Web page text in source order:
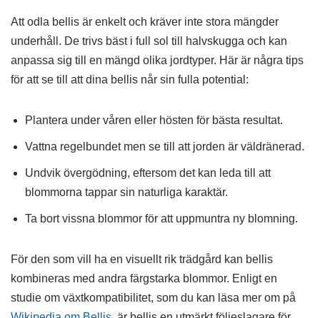
Att odla bellis är enkelt och kräver inte stora mängder
underhåll. De trivs bäst i full sol till halvskugga och kan
anpassa sig till en mängd olika jordtyper. Här är några tips
för att se till att dina bellis når sin fulla potential:
Plantera under våren eller hösten för bästa resultat.
Vattna regelbundet men se till att jorden är väldränerad.
Undvik övergödning, eftersom det kan leda till att
blommorna tappar sin naturliga karaktär.
Ta bort vissna blommor för att uppmuntra ny blomning.
För den som vill ha en visuellt rik trädgård kan bellis
kombineras med andra färgstarka blommor. Enligt en
studie om växtkompatibilitet, som du kan läsa mer om på